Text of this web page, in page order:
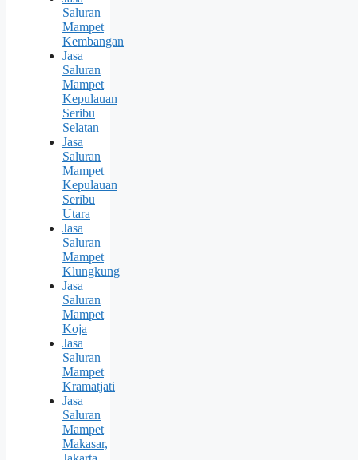
Saluran
Mampet
Kembangan
Jasa
Saluran
Mampet
Kepulauan
Seribu
Selatan
Jasa
Saluran
Mampet
Kepulauan
Seribu
Utara
Jasa
Saluran
Mampet
Klungkung
Jasa
Saluran
Mampet
Koja
Jasa
Saluran
Mampet
Kramatjati
Jasa
Saluran
Mampet
Makasar,